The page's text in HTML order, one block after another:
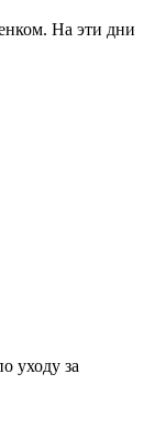
На эти дни
уходу за